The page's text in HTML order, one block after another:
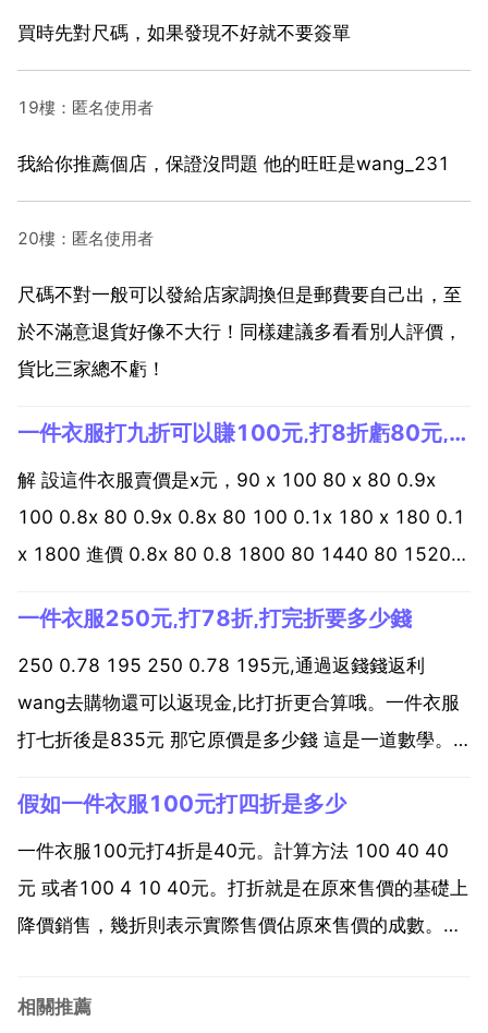
買時先對尺碼，如果發現不好就不要簽單
19樓：匿名使用者
我給你推薦個店，保證沒問題 他的旺旺是wang_231
20樓：匿名使用者
尺碼不對一般可以發給店家調換但是郵費要自己出，至
於不滿意退貨好像不大行！同樣建議多看看別人評價，
貨比三家總不虧！
一件衣服打九折可以賺100元,打8折虧80元,問衣服進價多少
解 設這件衣服賣價是x元，90 x 100 80 x 80 0.9x
100 0.8x 80 0.9x 0.8x 80 100 0.1x 180 x 180 0.1
x 1800 進價 0.8x 80 0.8 1800 80 1440 80 1520元
一件衣服250元,打78折,打完折要多少錢
250 0.78 195 250 0.78 195元,通過返錢錢返利
wang去購物還可以返現金,比打折更合算哦。一件衣服
打七折後是835元 那它原價是多少錢 這是一道數學。
0.70 835 0.7 1192.85元。1192元 835 ...
假如一件衣服100元打四折是多少
一件衣服100元打4折是40元。計算方法 100 40 40
元 或者100 4 10 40元。打折就是在原來售價的基礎上
降價銷售，幾折則表示實際售價佔原來售價的成數。注
原來的 上打幾折就乘以0.幾 例如 100元打4折，100
相關推薦